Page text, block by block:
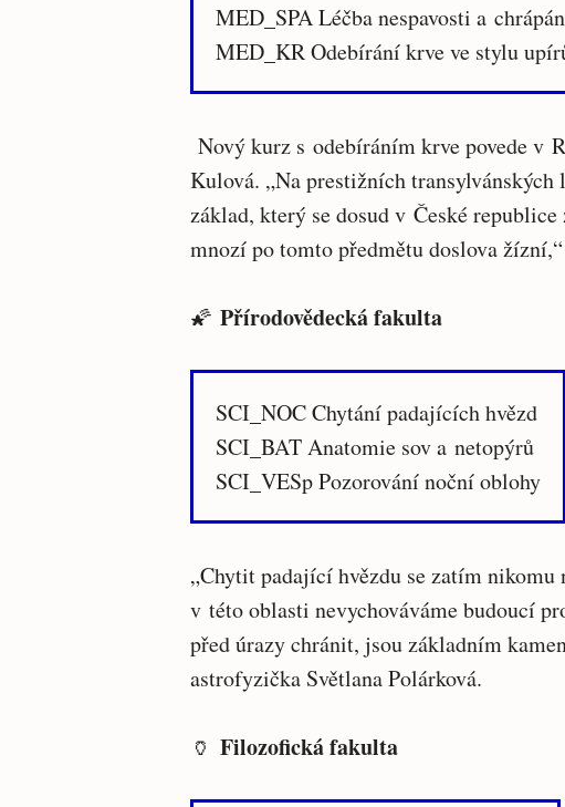
MED_SPA Léčba nespavosti a
MED_KR Odebírání krve ve stylu
Nový kurz s odebíráním krve povede v
Kulová. „Na prestižních
základ, který se dosud v České
mnozí po tomto předmětu doslova
🌠 Přírodovědecká fakulta
SCI_NOC Chytání padajících hvězd
SCI_BAT Anatomie sov a netopýrů
SCI_VESp Pozorování noční oblohy
„Chytit padající hvězdu se zatím
v této oblasti nevychováváme budoucí
před úrazy chránit, jsou základním
astrofyzička Světlana Polárková.
🏺 Filozofická fakulta